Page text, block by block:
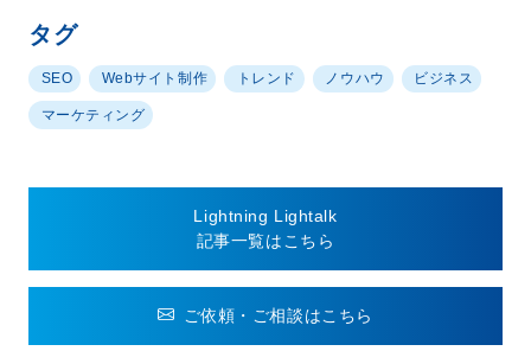
タグ
SEO Webサイト制作 トレンド ノウハウ ビジネス
マーケティング
Lightning Lightalk
記事一覧はこちら
ご依頼・ご相談はこちら